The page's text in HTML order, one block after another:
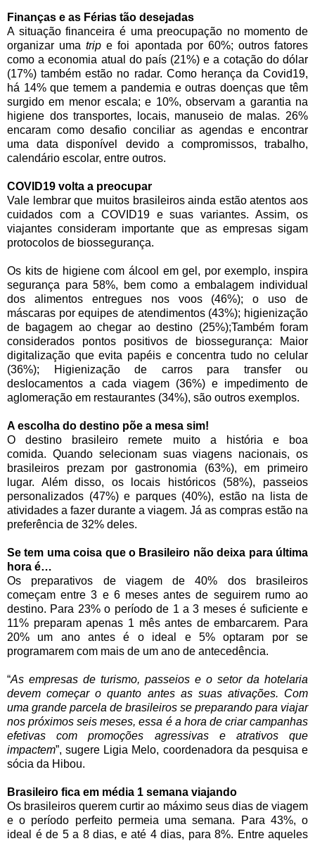
Finanças e as Férias tão desejadas
A situação financeira é uma preocupação no momento de
organizar umatrip e foi apontada por 60%; outros fatores
como a economia atual do país (21%) e a cotação do dólar
(17%) também estão no radar. Como herança da Covid19,
há 14% que temem a pandemia e outras doenças que têm
surgido em menor escala; e 10%, observam a garantia na
higiene dos transportes, locais, manuseio de malas. 26%
encaram como desafio conciliar as agendas e encontrar
uma data disponível devido a compromissos, trabalho,
calendário escolar, entre outros.
COVID19 volta a preocupar
Vale lembrar que muitos brasileiros ainda estão atentos aos
cuidados com a COVID19 e suas variantes. Assim, os
viajantes consideram importante que as empresas sigam
protocolos de biossegurança.
Os kits de higiene com álcool em gel, por exemplo, inspira
segurança para 58%, bem como a embalagem individual
dos alimentos entregues nos voos (46%); o uso de
máscaras por equipes de atendimentos (43%); higienização
de bagagem ao chegar ao destino (25%);Também foram
considerados pontos positivos de biossegurança: Maior
digitalização que evita papéis e concentra tudo no celular
(36%); Higienização de carros para transfer ou
deslocamentos a cada viagem (36%) e impedimento de
aglomeração em restaurantes (34%), são outros exemplos.
A escolha do destino põe a mesa sim!
O destino brasileiro remete muito a história e boa
comida. Quando selecionam suas viagens nacionais, os
brasileiros prezam por gastronomia (63%), em primeiro
lugar. Além disso, os locais históricos (58%), passeios
personalizados (47%) e parques (40%), estão na lista de
atividades a fazer durante a viagem. Já as compras estão na
preferência de 32% deles.
Se tem uma coisa que o Brasileiro não deixa para última
hora é…
Os preparativos de viagem de 40% dos brasileiros
começam entre 3 e 6 meses antes de seguirem rumo ao
destino. Para 23% o período de 1 a 3 meses é suficiente e
11% preparam apenas 1 mês antes de embarcarem. Para
20% um ano antes é o ideal e 5% optaram por se
programarem com mais de um ano de antecedência.
“As empresas de turismo, passeios e o setor da hotelaria
devem começar o quanto antes as suas ativações. Com
uma grande parcela de brasileiros se preparando para viajar
nos próximos seis meses, essa é a hora de criar campanhas
efetivas com promoções agressivas e atrativos que
impactem”, sugere Ligia Melo, coordenadora da pesquisa e
sócia da Hibou.
Brasileiro fica em média 1 semana viajando
Os brasileiros querem curtir ao máximo seus dias de viagem
e o período perfeito permeia uma semana. Para 43%, o
ideal é de 5 a 8 dias, e até 4 dias, para 8%. Entre aqueles